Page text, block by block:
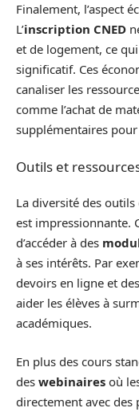
Finalement, l’aspect
L’inscription CNED
et de logement, ce
significatif. Ces
canaliser les
comme l’achat de
supplémentaires
Outils et
La diversité des outils
est impressionnante.
d’accéder à des
à ses intérêts. Par
devoirs en ligne et
aider les élèves à
académiques.
En plus des cours
des webinaires où
directement avec des